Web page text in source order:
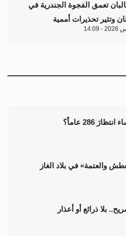
تعمق الفجوة الجندرية في
وتثير تحذيرات أممية
286 عاماً؟
والعتمة» في بلاد الغاز
بلا ذرائع أو أعذار